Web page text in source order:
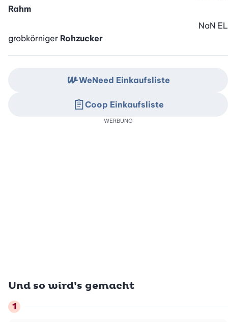
Rahm
grobkörniger Rohzucker
NaN EL
Und so wird’s gemacht
WeNeed Einkaufsliste
Coop Einkaufsliste
WERBUNG